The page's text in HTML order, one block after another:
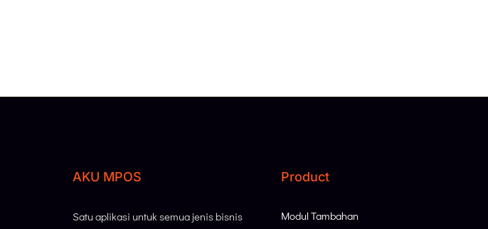
AKU MPOS
Satu aplikasi untuk semua jenis bisnis
Product
Modul Tambahan